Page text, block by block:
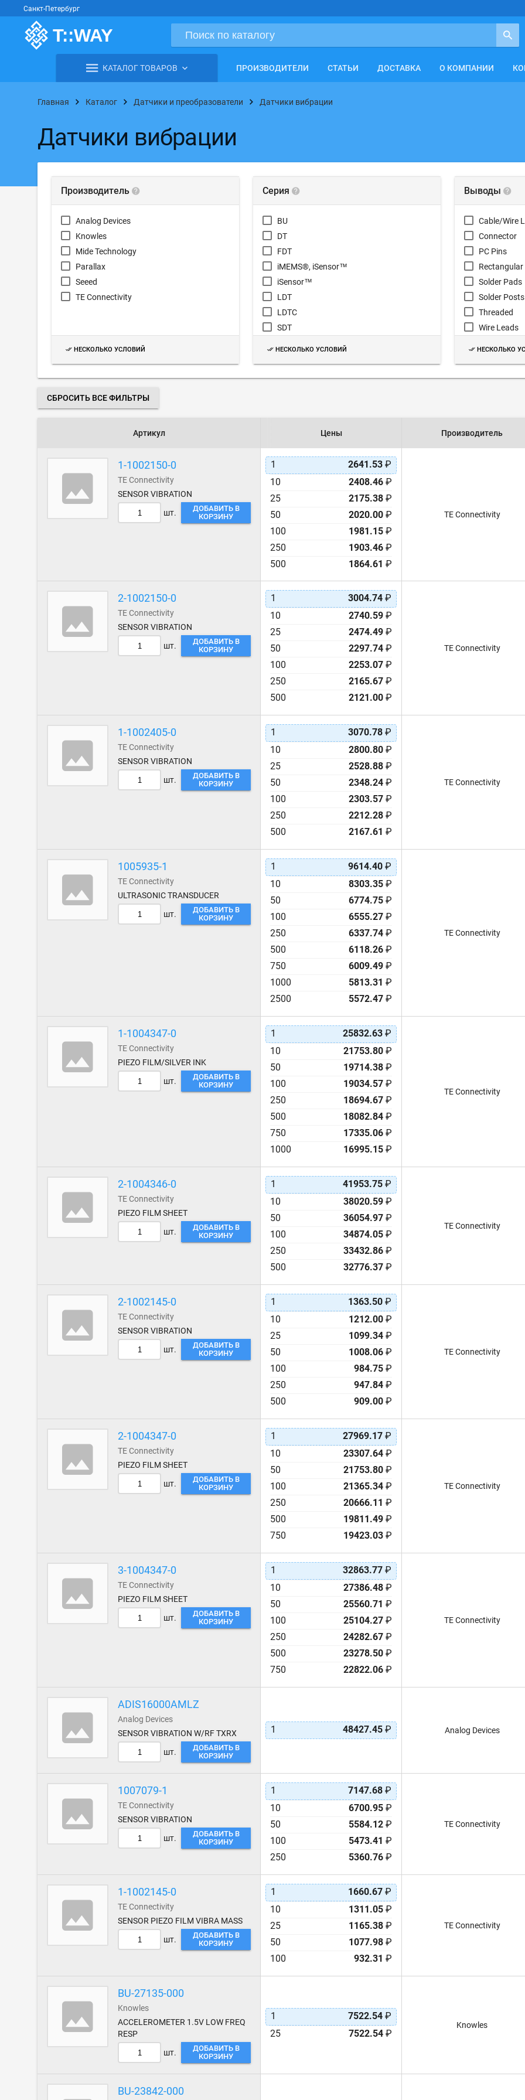
Санкт-Петербург
КАТАЛОГ ТОВАРОВ ПРОИЗВОДИТЕЛИ СТАТЬИ ДОСТАВКА О КОМПАНИИ
Главная Каталог Датчики и преобразователи Датчики вибрации
Датчики вибрации
Производитель
Analog Devices
Knowles
Mide Technology
Parallax
Seeed
TE Connectivity
НЕСКОЛЬКО УСЛОВИЙ
Серия
BU
DT
FDT
iMEMS®, iSensor™
iSensor™
LDT
LDTC
SDT
НЕСКОЛЬКО УСЛОВИЙ
Выводы
Cable/Wire
Connector
PC Pins
Solder Pads
Solder Posts
Threaded
Wire Leads
НЕСКОЛЬКО
СБРОСИТЬ ВСЕ ФИЛЬТРЫ
Артикул Цены Производитель
1-1002150-0
TE Connectivity
SENSOR VIBRATION
шт.
ДОБАВИТЬ В
КОРЗИНУ
2-1002150-0
TE Connectivity
SENSOR VIBRATION
шт.
ДОБАВИТЬ В
КОРЗИНУ
1-1002405-0
TE Connectivity
SENSOR VIBRATION
шт.
ДОБАВИТЬ В
КОРЗИНУ
1005935-1
TE Connectivity
ULTRASONIC TRANSDUCER
шт.
ДОБАВИТЬ В
КОРЗИНУ
1-1004347-0
TE Connectivity
PIEZO FILM/SILVER INK
шт.
ДОБАВИТЬ В
КОРЗИНУ
2-1004346-0
TE Connectivity
PIEZO FILM SHEET
шт.
ДОБАВИТЬ В
КОРЗИНУ
2-1002145-0
TE Connectivity
SENSOR VIBRATION
шт.
ДОБАВИТЬ В
КОРЗИНУ
2-1004347-0
TE Connectivity
PIEZO FILM SHEET
шт.
ДОБАВИТЬ В
КОРЗИНУ
3-1004347-0
TE Connectivity
PIEZO FILM SHEET
шт.
ДОБАВИТЬ В
КОРЗИНУ
ADIS16000AMLZ
Analog Devices
SENSOR VIBRATION W/RF TXRX
шт.
ДОБАВИТЬ В
КОРЗИНУ
1007079-1
TE Connectivity
SENSOR VIBRATION
шт.
ДОБАВИТЬ В
КОРЗИНУ
1-1002145-0
TE Connectivity
SENSOR PIEZO FILM VIBRA MASS
шт.
ДОБАВИТЬ В
КОРЗИНУ
BU-27135-000
Knowles
ACCELEROMETER 1.5V LOW FREQ
RESP
шт.
ДОБАВИТЬ В
КОРЗИНУ
BU-23842-000
1 2641.53 ₽
10
2408.46 ₽
25
2175.38 ₽
50
2020.00 ₽
100
1981.15 ₽
250
1903.46 ₽
500
1864.61 ₽
TE Connectivity
1 3004.74 ₽
10
2740.59 ₽
25
2474.49 ₽
50
2297.74 ₽
100
2253.07 ₽
250
2165.67 ₽
500
2121.00 ₽
TE Connectivity
1 3070.78 ₽
10
2800.80 ₽
25
2528.88 ₽
50
2348.24 ₽
100
2303.57 ₽
250
2212.28 ₽
500
2167.61 ₽
TE Connectivity
1 9614.40 ₽
10
8303.35 ₽
50
6774.75 ₽
100
6555.27 ₽
250
6337.74 ₽
500
6118.26 ₽
750
6009.49 ₽
1000
5813.31 ₽
2500
5572.47 ₽
TE Connectivity
1 25832.63 ₽
10
21753.80 ₽
50
19714.38 ₽
100
19034.57 ₽
250
18694.67 ₽
500
18082.84 ₽
750
17335.06 ₽
1000
16995.15 ₽
TE Connectivity
1 41953.75 ₽
10
38020.59 ₽
50
36054.97 ₽
100
34874.05 ₽
250
33432.86 ₽
500
32776.37 ₽
TE Connectivity
1 1363.50 ₽
10
1212.00 ₽
25
1099.34 ₽
50
1008.06 ₽
100
984.75 ₽
250
947.84 ₽
500
909.00 ₽
TE Connectivity
1 27969.17 ₽
10
23307.64 ₽
50
21753.80 ₽
100
21365.34 ₽
250
20666.11 ₽
500
19811.49 ₽
750
19423.03 ₽
TE Connectivity
1 32863.77 ₽
10
27386.48 ₽
50
25560.71 ₽
100
25104.27 ₽
250
24282.67 ₽
500
23278.50 ₽
750
22822.06 ₽
TE Connectivity
1 48427.45 ₽ Analog Devices
1 7147.68 ₽
10
6700.95 ₽
50
5584.12 ₽
100
5473.41 ₽
250
5360.76 ₽
TE Connectivity
1 1660.67 ₽
10
1311.05 ₽
25
1165.38 ₽
50
1077.98 ₽
100
932.31 ₽
TE Connectivity
1 7522.54 ₽
25
7522.54 ₽
Knowles